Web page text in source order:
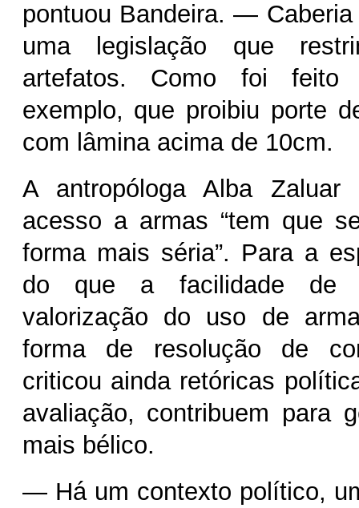
pontuou Bandeira. —
uma legislação que
artefatos. Como foi
exemplo, que proibiu porte
com lâmina acima de 10cm.
A antropóloga Alba
acesso a armas “tem que
forma mais séria”. Para a
do que a facilidade de
valorização do uso de
forma de resolução de
criticou ainda retóricas
avaliação, contribuem para
mais bélico.
— Há um contexto político,